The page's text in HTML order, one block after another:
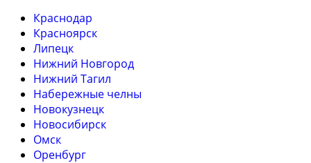
Краснодар
Красноярск
Липецк
Нижний Новгород
Нижний Тагил
Набережные челны
Новокузнецк
Новосибирск
Омск
Оренбург